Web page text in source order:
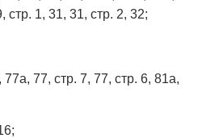
стр. 1, 31, 31, стр. 2, 32;
77, стр. 7, 77, стр. 6, 81а,